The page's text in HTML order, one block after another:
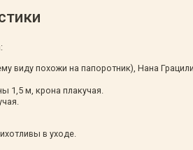
виду похожи на папоротник), Нана
1,5 м, крона плакучая.
в уходе.